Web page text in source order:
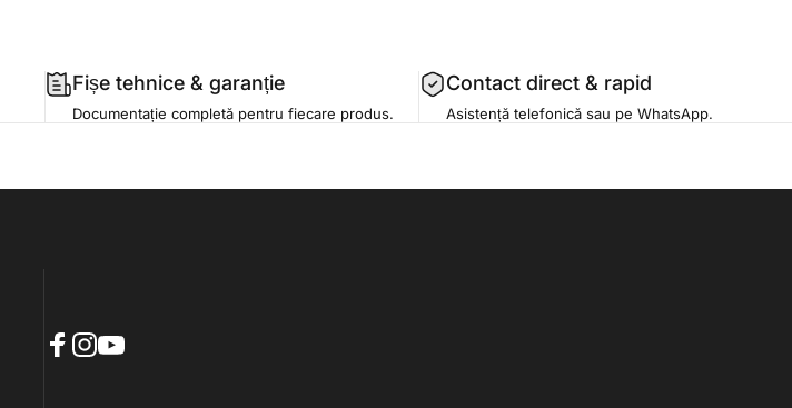
Fișe tehnice & garanție
Documentație completă pentru fiecare produs.
Contact direct & rapid
Asistență telefonică sau pe WhatsApp.